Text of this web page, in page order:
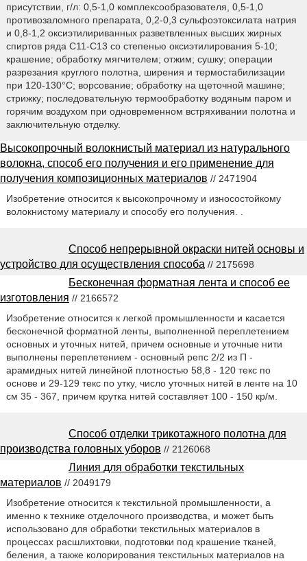
присутствии, г/л: 0,5-1,0 комплексообразователя, 0,5-1,0
противозаломного препарата, 0,2-0,3 сульфоэтоксилата натрия
и 0,8-1,2 оксиэтилириванных разветвленных высших жирных
спиртов ряда С11-C13 со степенью оксиэтилирования 5-10;
крашение; обработку мягчителем; отжим; сушку; операции
разрезания круглого полотна, ширения и термостабилизации
при 120-130°С; ворсование; обработку на щеточной машине;
стрижку; последовательную термообработку водяным паром и
горячим воздухом при одновременном встряхивании полотна и
заключительную отделку.
Высокопрочный волокнистый материал из натурального
волокна, способ его получения и его применение для
получения композиционных материалов // 2471904
Изобретение относится к высокопрочному и износостойкому
волокнистому материалу и способу его получения. .
Способ непрерывной окраски нитей основы и
устройство для осуществления способа // 2175698
Бесконечная форматная лента и способ ее
изготовления // 2166572
Изобретение относится к легкой промышленности и касается
бесконечной форматной ленты, выполненной переплетением
основных и уточных нитей, причем основные и уточные нити
выполнены переплетением - основный репс 2/2 из П -
арамидных нитей линейной плотностью 58,8 - 120 текс по
основе и 29-129 текс по утку, число уточных нитей в ленте на 10
см 35 - 367, причем крутка нитей составляет 100 - 150 кр/м.
Способ отделки трикотажного полотна для
производства головных уборов // 2126068
Линия для обработки текстильных
материалов // 2049179
Изобретение относится к текстильной промышленности, а
именно к технике отделочного производства, и может быть
использовано для обработки текстильных материалов в
процессах расшлихтовки, подготовки под крашение тканей,
беления, а также колорирования текстильных материалов на